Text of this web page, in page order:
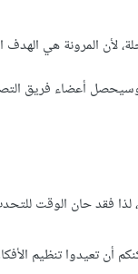
لأن المرونة هي
أعضاء فريق
لذا فقد حان الوقت
أن تعيدوا تنظيم